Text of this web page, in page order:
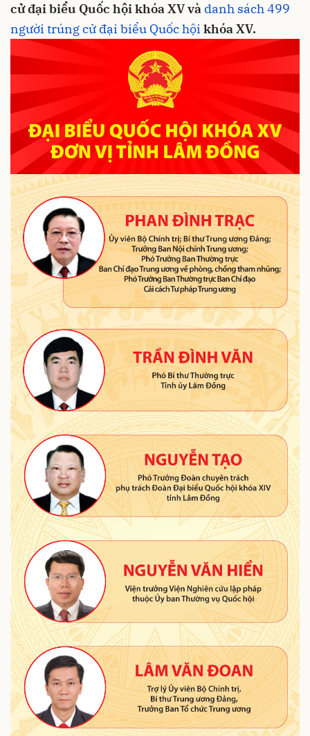
cử đại biểu Quốc hội khóa XV và danh sách 499
người trúng cử đại biểu Quốc hội khóa XV.